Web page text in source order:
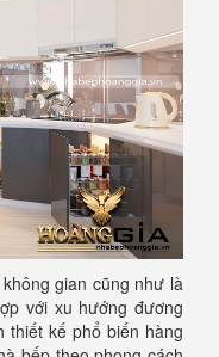
gian cũng như là
với xu hướng đương
thiết kế phổ biến hàng